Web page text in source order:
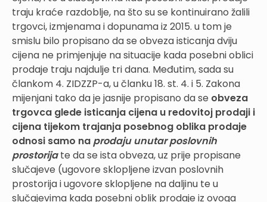
traju kraće razdoblje, na što su se kontinuirano žalili
trgovci, izmjenama i dopunama iz 2015. u tom je
smislu bilo propisano da se obveza isticanja dviju
cijena ne primjenjuje na situacije kada posebni oblici
prodaje traju najdulje tri dana. Međutim, sada su
člankom 4. ZIDZZP-a, u članku 18. st. 4. i 5. Zakona
mijenjani tako da je jasnije propisano da se obveza
trgovca glede isticanja cijena u redovitoj prodaji i
cijena tijekom trajanja posebnog oblika prodaje
odnosi samo na prodaju unutar poslovnih
prostorijate da se ista obveza, uz prije propisane
slučajeve (ugovore sklopljene izvan poslovnih
prostorija i ugovore sklopljene na daljinu te u
slučajevima kada posebni oblik prodaje iz ovoga